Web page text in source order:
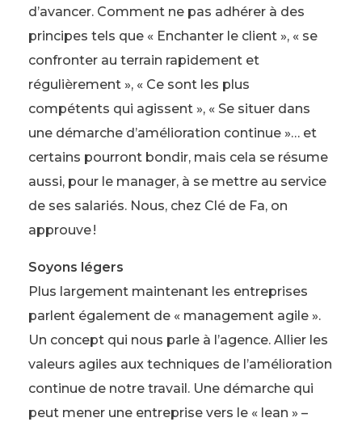
d’avancer. Comment ne pas adhérer à des
principes tels que « Enchanter le client », « se
confronter au terrain rapidement et
régulièrement », « Ce sont les plus
compétents qui agissent », « Se situer dans
une démarche d’amélioration continue »… et
certains pourront bondir, mais cela se résume
aussi, pour le manager, à se mettre au service
de ses salariés. Nous, chez Clé de Fa, on
approuve !
Soyons légers
Plus largement maintenant les entreprises
parlent également de « management agile ».
Un concept qui nous parle à l’agence. Allier les
valeurs agiles aux techniques de l’amélioration
continue de notre travail. Une démarche qui
peut mener une entreprise vers le « lean » –